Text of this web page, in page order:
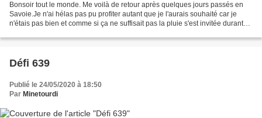
Bonsoir tout le monde. Me voilà de retour après quelques jours passés en
Savoie.Je n'ai hélas pas pu profiter autant que je l'aurais souhaité car je
n'étais pas bien et comme si ça ne suffisait pas la pluie s'est invitée durant
Défi 639
Publié le 24/05/2020 à 18:50
Par Minetourdi